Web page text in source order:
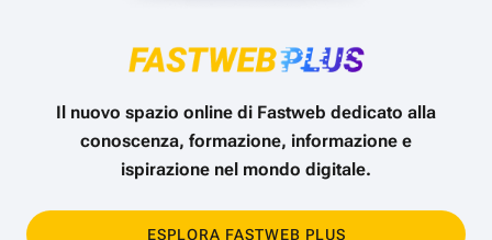
Il nuovo spazio online di Fastweb dedicato alla
conoscenza, formazione, informazione e
ispirazione nel mondo digitale.
ESPLORA FASTWEB PLUS